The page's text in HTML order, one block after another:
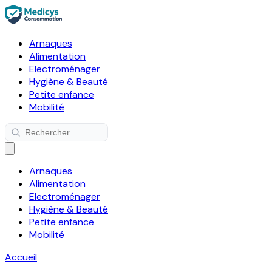
Arnaques
Alimentation
Electroménager
Hygiène & Beauté
Petite enfance
Mobilité
Arnaques
Alimentation
Electroménager
Hygiène & Beauté
Petite enfance
Mobilité
Accueil